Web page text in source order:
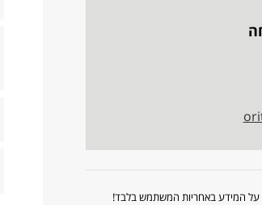
על המידע באחריות המשתמש בלבד!